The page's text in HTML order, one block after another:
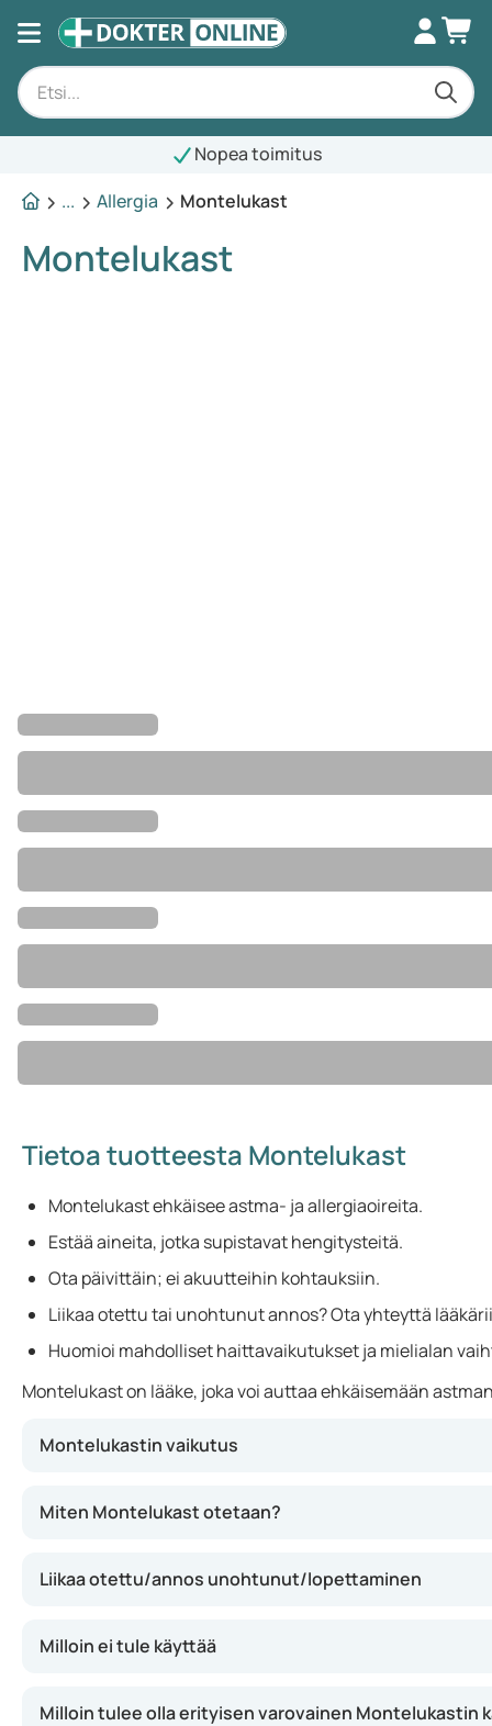
Nopea toimitus
...
Allergia Montelukast
Montelukast
Tietoa tuotteesta Montelukast
Montelukast ehkäisee astma- ja allergiaoireita.
Estää aineita, jotka supistavat hengitysteitä.
Ota päivittäin; ei akuutteihin kohtauksiin.
Liikaa otettu tai unohtunut annos? Ota yhteyttä
Huomioi mahdolliset haittavaikutukset ja mielialan
Montelukast on lääke, joka voi auttaa ehkäisemään
Montelukastin vaikutus
Miten Montelukast otetaan?
Liikaa otettu/annos unohtunut/lopettaminen
Milloin ei tule käyttää
Milloin tulee olla erityisen varovainen Montelukastin